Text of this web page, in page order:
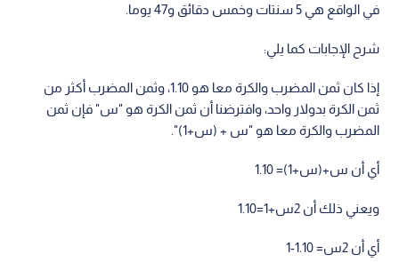
في الواقع هي 5 سنتات وخمس دقائق و47 يوما.
شرح الإجابات كما يلي:
إذا كان ثمن المضرب والكرة معا هو 1.10، وثمن المضرب أكثر من
ثمن الكرة بدولار واحد، وافترضنا أن ثمن الكرة هو "س" فإن ثمن
المضرب والكرة معا هو "س + (س+1)".
أي أن س+(س+1)= 1.10
ويعني ذلك أن 2س+1=1.10
أي أن 2س= 1.10-1